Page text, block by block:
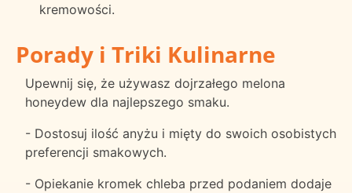
kremowości.
Porady i Triki Kulinarne
Upewnij się, że używasz dojrzałego melona
honeydew dla najlepszego smaku.
- Dostosuj ilość anyżu i mięty do swoich osobistych
preferencji smakowych.
- Opiekanie kromek chleba przed podaniem dodaje